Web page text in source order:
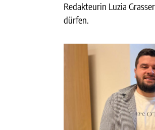
Redakteurin Luzia
dürfen.